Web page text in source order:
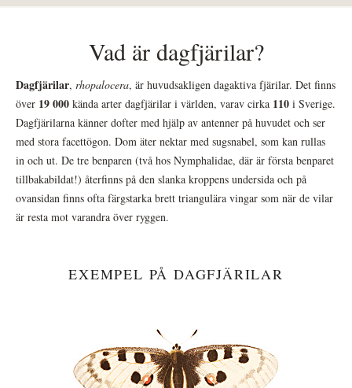
Vad är dagfjärilar?
Dagfjärilar, rhopalocera, är huvudsakligen dagaktiva fjärilar. Det finns
över 19 000 kända arter dagfjärilar i världen, varav cirka 110 i Sverige.
Dagfjärilarna känner dofter med hjälp av antenner på huvudet och ser
med stora facettögon. Dom äter nektar med sugsnabel, som kan rullas
in och ut. De tre benparen (två hos Nymphalidae, där är första benparet
tillbakabildat!) återfinns på den slanka kroppens undersida och på
ovansidan finns ofta färgstarka brett triangulära vingar som när de vilar
är resta mot varandra över ryggen.
EXEMPEL PÅ DAGFJÄRILAR